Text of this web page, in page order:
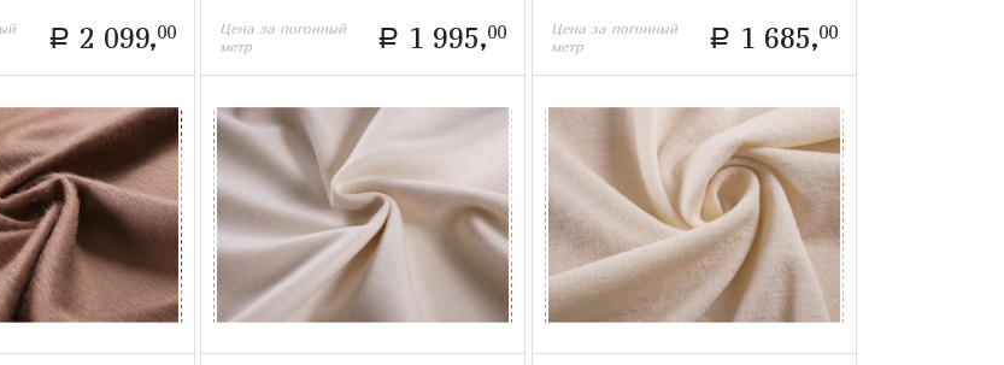
a 2 099,00
Цена за погонный
метр
a 1 995,00
Цена за погонный
метр
a 1 685,00